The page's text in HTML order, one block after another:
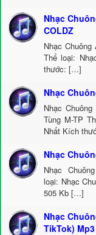
Nhạc
COLDZ
Nhạc
Thể loại:
thước: […]
Nhạc
Nhạc
Tùng M-TP
Nhất Kích
Nhạc
Nhạc
loại: Nhạc
505 Kb […]
Nhạc
TikTok) Mp3